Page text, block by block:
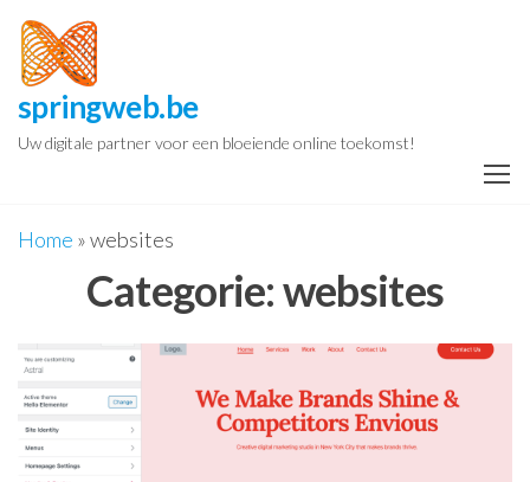
Spring
naar
de
inhoud
springweb.be
Uw digitale partner voor een bloeiende online toekomst!
Home »websites
Categorie:websites